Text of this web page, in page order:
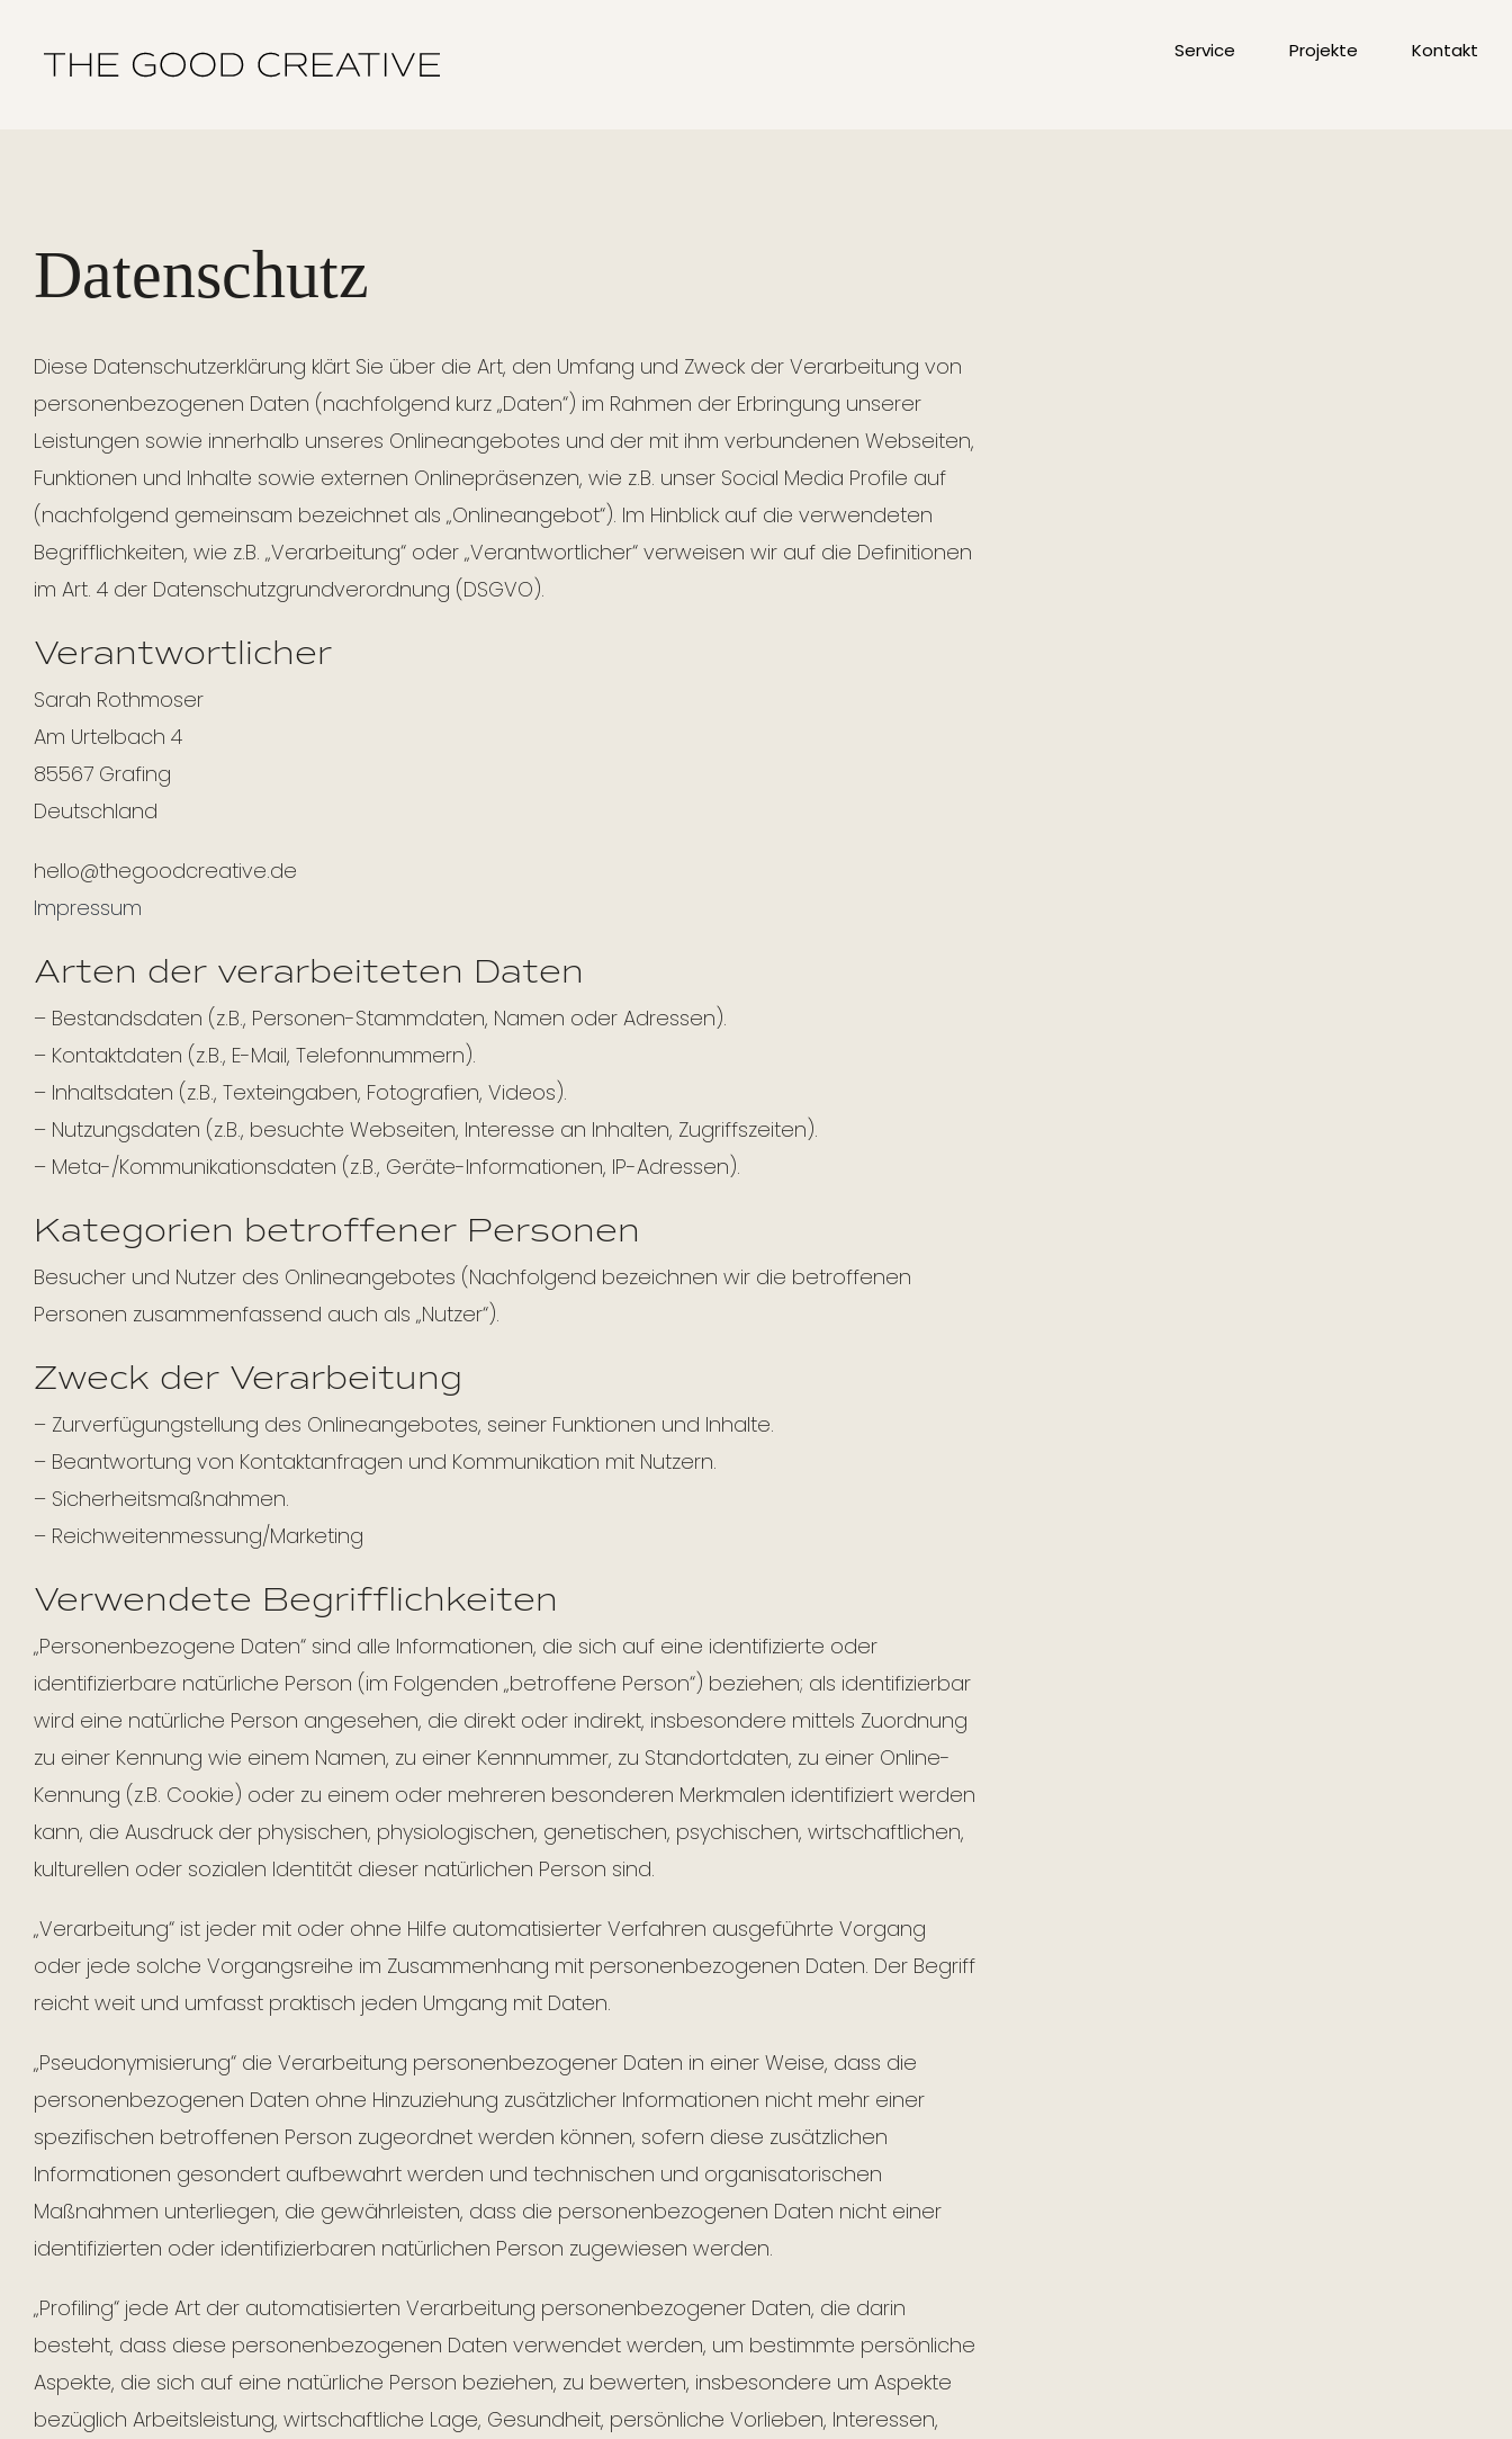
Service Projekte Kontakt
Datenschutz
Diese Datenschutzerklärung klärt Sie über die Art, den Umfang und Zweck der Verarbeitung von
personenbezogenen Daten (nachfolgend kurz „Daten“) im Rahmen der Erbringung unserer
Leistungen sowie innerhalb unseres Onlineangebotes und der mit ihm verbundenen Webseiten,
Funktionen und Inhalte sowie externen Onlinepräsenzen, wie z.B. unser Social Media Profile auf
(nachfolgend gemeinsam bezeichnet als „Onlineangebot“). Im Hinblick auf die verwendeten
Begrifflichkeiten, wie z.B. „Verarbeitung“ oder „Verantwortlicher“ verweisen wir auf die Definitionen
im Art. 4 der Datenschutzgrundverordnung (DSGVO).
Verantwortlicher
Sarah Rothmoser
Am Urtelbach 4
85567 Grafing
Deutschland
hello@thegoodcreative.de
Impressum
Arten der verarbeiteten Daten
– Bestandsdaten (z.B., Personen-Stammdaten, Namen oder Adressen).
– Kontaktdaten (z.B., E-Mail, Telefonnummern).
– Inhaltsdaten (z.B., Texteingaben, Fotografien, Videos).
– Nutzungsdaten (z.B., besuchte Webseiten, Interesse an Inhalten, Zugriffszeiten).
– Meta-/Kommunikationsdaten (z.B., Geräte-Informationen, IP-Adressen).
Kategorien betroffener Personen
Besucher und Nutzer des Onlineangebotes (Nachfolgend bezeichnen wir die betroffenen
Personen zusammenfassend auch als „Nutzer“).
Zweck der Verarbeitung
– Zurverfügungstellung des Onlineangebotes, seiner Funktionen und Inhalte.
– Beantwortung von Kontaktanfragen und Kommunikation mit Nutzern.
– Sicherheitsmaßnahmen.
– Reichweitenmessung/Marketing
Verwendete Begrifflichkeiten
„Personenbezogene Daten“ sind alle Informationen, die sich auf eine identifizierte oder
identifizierbare natürliche Person (im Folgenden „betroffene Person“) beziehen; als identifizierbar
wird eine natürliche Person angesehen, die direkt oder indirekt, insbesondere mittels Zuordnung
zu einer Kennung wie einem Namen, zu einer Kennnummer, zu Standortdaten, zu einer Online-
Kennung (z.B. Cookie) oder zu einem oder mehreren besonderen Merkmalen identifiziert werden
kann, die Ausdruck der physischen, physiologischen, genetischen, psychischen, wirtschaftlichen,
kulturellen oder sozialen Identität dieser natürlichen Person sind.
„Verarbeitung“ ist jeder mit oder ohne Hilfe automatisierter Verfahren ausgeführte Vorgang
oder jede solche Vorgangsreihe im Zusammenhang mit personenbezogenen Daten. Der Begriff
reicht weit und umfasst praktisch jeden Umgang mit Daten.
„Pseudonymisierung“ die Verarbeitung personenbezogener Daten in einer Weise, dass die
personenbezogenen Daten ohne Hinzuziehung zusätzlicher Informationen nicht mehr einer
spezifischen betroffenen Person zugeordnet werden können, sofern diese zusätzlichen
Informationen gesondert aufbewahrt werden und technischen und organisatorischen
Maßnahmen unterliegen, die gewährleisten, dass die personenbezogenen Daten nicht einer
identifizierten oder identifizierbaren natürlichen Person zugewiesen werden.
„Profiling“ jede Art der automatisierten Verarbeitung personenbezogener Daten, die darin
besteht, dass diese personenbezogenen Daten verwendet werden, um bestimmte persönliche
Aspekte, die sich auf eine natürliche Person beziehen, zu bewerten, insbesondere um Aspekte
bezüglich Arbeitsleistung, wirtschaftliche Lage, Gesundheit, persönliche Vorlieben, Interessen,